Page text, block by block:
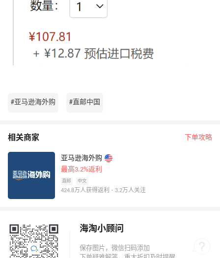
#亚马逊海外购 #直邮中国
相关商家 下单攻略
亚马逊海外购
最高3.2%返利
直邮 中文
424.8万人获得返利 · 3.2万人关注
海淘小顾问